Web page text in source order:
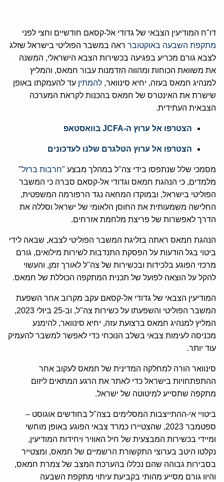
דו"ח המודיעין הצבאי של גדודי אל-קסאם חודשיים וחצי לפני
מתקפת השבעה באוקטובר ראה במשבר הפוליטי בישראל שזלג
לצבא גורם מכריע בפגיעה בכשירות הצבא הישראלי, המשנה
את משוואת הכוחות ומהווה הזדמנות עבור חמאס, והמליץ
למנהיג חמאס בעזה, יחיא סינוואר, להמתין עד להעמקתו באופן
שישרת את האינטרס של חמאס בהכנות לקראת המערכה
הצבאית העתידית.
הצטרפו אל ערוץ ה-JCFA בוואסטאפ
הצטרפו אל ערוץ הטלגרם שלנו לעדכונים
מסמכי שלל שנתפסו בידי צה"ל במהלך מבצע "חרבות ברזל"
מלמדים, כי הנהגת חמאס וגדודי אל-קסאם סברה כי המשבר
הפוליטי בישראל, ובמוקדו המחאה נגד הרפורמה המשפטית,
החלישה משמעותית את החוסן הלאומי של ישראל וסללה את
הדרך לאפשרות של פריצת מלחמת אזרחים.
הנהגת חמאס ראתה בזליגת המשבר הפוליטי לצבא, שבאה לידי
ביטוי בגל הודעות על הפסקת התנדבות לשירות מילואים, גורם
מרכזי הפוגע בלכידות ובכשירות של צה"ל לאורך זמן, והעשוי
להקל על הוצאה לפועל של תכנית המתקפה הכוללת של חמאס.
המודיעין הצבאי של גדודי אל-קסאם עקב מקרוב אחר השפעת
המשבר הפוליטי והשפעתו על כשירות צה"ל, וב-25 ביולי 2023,
המליץ למנהיג חמאס ברצועת עזה, יחיא סינוואר, להימנע
מכניסה לעימות צבאי בשלב הנוכחי כדי לאפשר למשבר להעמיק
עוד יותר.
סינוואר הורה למחלקה המדינית של חמאס לעקוב אחר
ההתפתחויות בישראל כדי לאתר את הרגע המתאים ליזום
מתקפה שתסייע למיטוטה של ישראל.
ביטויי אי-ההתייצבות המסלימים בצה"ל בחודשים אוגוסט –
ספטמבר 2023, שהצטיירו כמרד צבאי הפוגע באופן מוחשי
ומיידי בכשירות המבצעית של חיל האוויר ויחידות המודיעין,
נקלטו היטב בערוצי התקשורת הרשמיים של חמאס, ומצטייר
בסבירות גבוהה שהם נכללו בהערכת המצב של צמרת חמאס,
והיוו גורם מסייע מהותי בקביעת עיתוי מתקפת השבעה